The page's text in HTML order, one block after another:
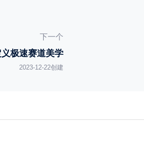
下一个
极速赛道美学
2023-12-22创建